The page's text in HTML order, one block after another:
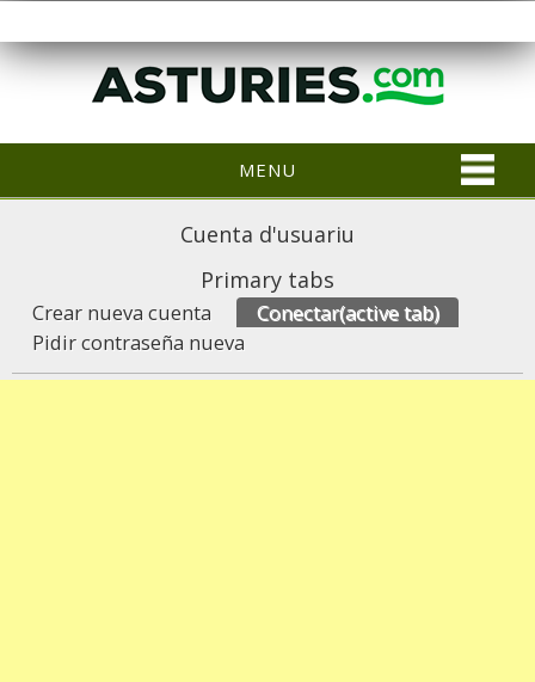
MENU
Cuenta d'usuariu
Primary tabs
Crear nueva cuenta Conectar(active tab)
Pidir contraseña nueva